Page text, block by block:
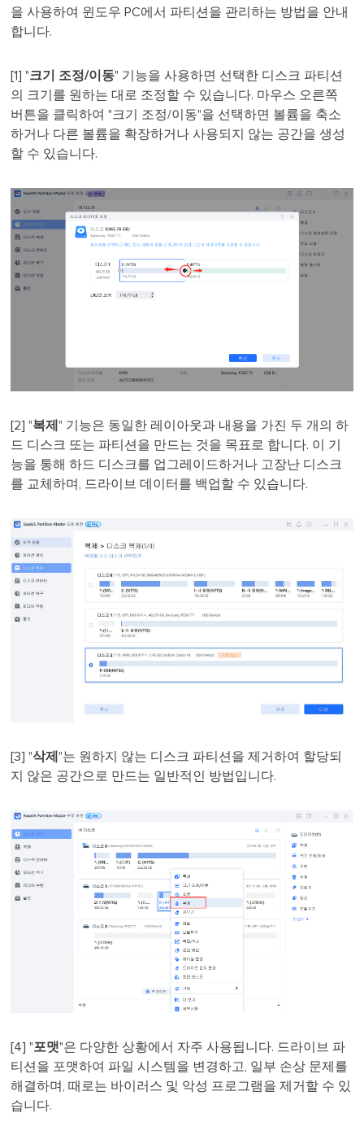
을 사용하여 윈도우 PC에서 파티션을 관리하는 방법을 안내
합니다.
[1] "크기 조정/이동" 기능을 사용하면 선택한 디스크 파티션
의 크기를 원하는 대로 조정할 수 있습니다. 마우스 오른쪽
버튼을 클릭하여 "크기 조정/이동"을 선택하면 볼륨을 축소
하거나 다른 볼륨을 확장하거나 사용되지 않는 공간을 생성
할 수 있습니다.
[2] "복제" 기능은 동일한 레이아웃과 내용을 가진 두 개의 하
드 디스크 또는 파티션을 만드는 것을 목표로 합니다. 이 기
능을 통해 하드 디스크를 업그레이드하거나 고장난 디스크
를 교체하며, 드라이브 데이터를 백업할 수 있습니다.
[3] "삭제"는 원하지 않는 디스크 파티션을 제거하여 할당되
지 않은 공간으로 만드는 일반적인 방법입니다.
[4] "포맷"은 다양한 상황에서 자주 사용됩니다. 드라이브 파
티션을 포맷하여 파일 시스템을 변경하고, 일부 손상 문제를
해결하며, 때로는 바이러스 및 악성 프로그램을 제거할 수 있
습니다.